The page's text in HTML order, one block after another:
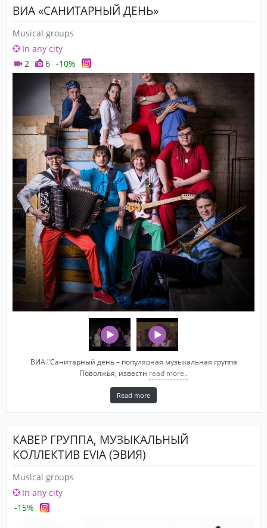
ВИА «САНИТАРНЫЙ ДЕНЬ»
Musical groups
In any city
2
6 -10%
ВИА "Санитарный день – популярная музыкальная группа
Поволжья, известн read more..
Read more
КАВЕР ГРУППА, МУЗЫКАЛЬНЫЙ
КОЛЛЕКТИВ EVIA (ЭВИЯ)
Musical groups
In any city
-15%